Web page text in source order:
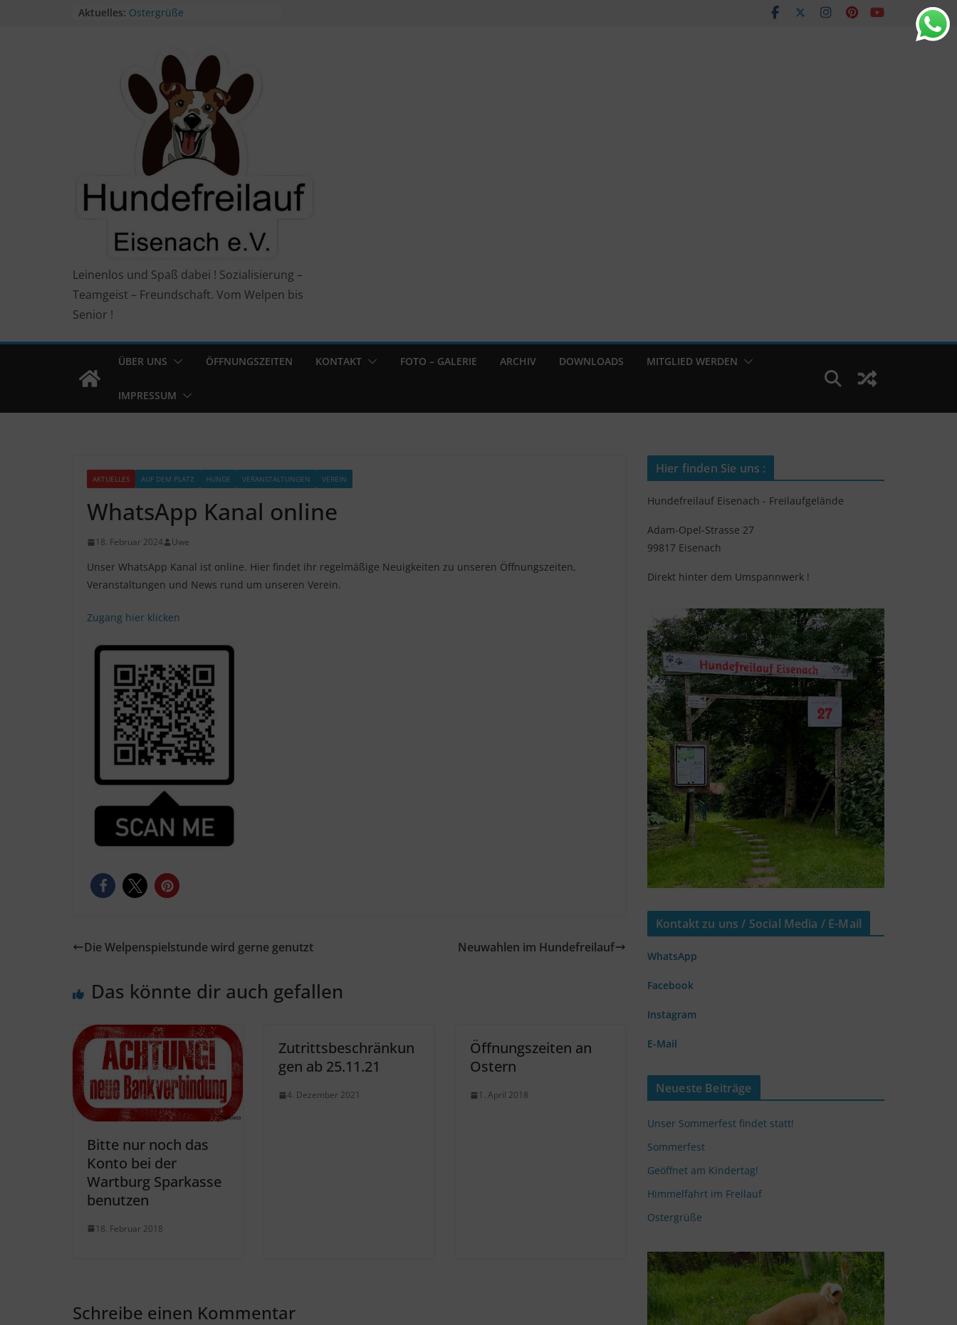
Aktuelles: Ostergrüße
Geöffnet am Kindertag!
Himmelfahrt im Freilauf
Leinenlos und Spaß dabei ! Sozialisierung –
Teamgeist – Freundschaft. Vom Welpen bis
Senior !
ÜBER UNS ÖFFNUNGSZEITEN KONTAKT FOTO – GALERIE ARCHIV DOWNLOADS MITGLIED WERDEN
IMPRESSUM
AKTUELLES AUF DEM PLATZ HUNDE VERANSTALTUNGEN VEREIN
WhatsApp Kanal online
18. Februar 2024 Uwe
Unser WhatsApp Kanal ist online. Hier findet ihr regelmäßige Neuigkeiten zu unseren Öffnungszeiten,
Veranstaltungen und News rund um unseren Verein.
Zugang hier klicken
Die Welpenspielstunde wird gerne genutzt Neuwahlen im Hundefreilauf
Das könnte dir auch gefallen
Bitte nur noch das
Konto bei der
Wartburg Sparkasse
benutzen
18. Februar 2018
Zutrittsbeschränkun
gen ab 25.11.21
4. Dezember 2021
Öffnungszeiten an
Ostern
1. April 2018
Schreibe einen Kommentar
Hier finden Sie uns :
Hundefreilauf Eisenach - Freilaufgelände
Adam-Opel-Strasse 27
99817 Eisenach
Direkt hinter dem Umspannwerk !
Kontakt zu uns / Social Media / E-Mail
WhatsApp
Facebook
Instagram
E-Mail
Neueste Beiträge
Unser Sommerfest findet statt!
Sommerfest
Geöffnet am Kindertag!
Himmelfahrt im Freilauf
Ostergrüße